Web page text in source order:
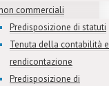
commerciali
Predisposizione di statuti
Tenuta della contabilità e
rendicontazione
Predisposizione di